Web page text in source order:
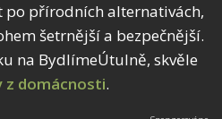
po přírodních alternativách,
šetrnější a bezpečnější.
na BydlímeÚtulně, skvěle
z domácnosti.